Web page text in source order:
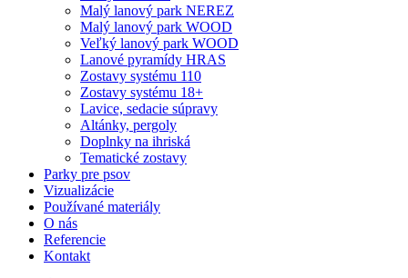
Malý lanový park NEREZ
Malý lanový park WOOD
Veľký lanový park WOOD
Lanové pyramídy HRAS
Zostavy systému 110
Zostavy systému 18+
Lavice, sedacie súpravy
Altánky, pergoly
Doplnky na ihriská
Tematické zostavy
Parky pre psov
Vizualizácie
Používané materiály
O nás
Referencie
Kontakt